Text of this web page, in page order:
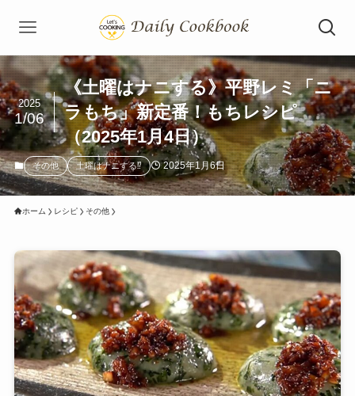
《土曜はナニする》平野レミ「ニ
ラもち」新定番！もちレシピ
（2025年1月4日）
2025
1/06
その他 土曜はナニする⁉ 2025年1月6日
ホーム レシピ その他